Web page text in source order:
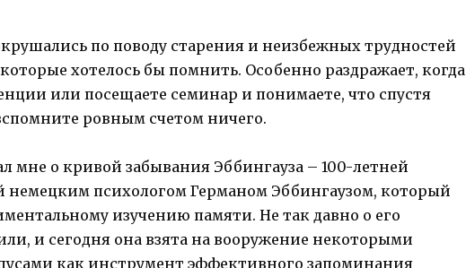
по поводу старения и неизбежных трудностей
хотелось бы помнить. Особенно раздражает, когда
или посещаете семинар и понимаете, что спустя
ровным счетом ничего.
мне о кривой забывания Эббингауза – 100-летней
немецким психологом Германом Эббингаузом, который
изучению памяти. Не так давно о его
и сегодня она взята на вооружение некоторыми
как инструмент эффективного запоминания